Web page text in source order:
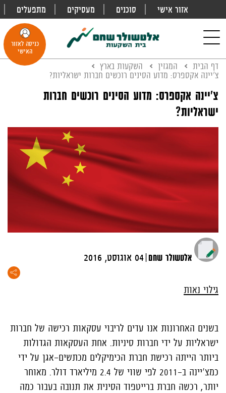
אזור אישי סוכנים מעסיקים מתפעלים
navigation
כניסה לאזור
האישי
דף הבית המגזין
השקעות בארץ
צ'יינה אקספרס: מדוע הסינים רוכשים חברות ישראליות?
צ'יינה אקספרס: מדוע הסינים רוכשים חברות
ישראליות?
אלטשולר שחם|04 אוגוסט, 2016
גילוי נאות
בשנים האחרונות אנו עדים לריבוי עסקאות רכישה של חברות
ישראליות על ידי חברות סיניות. אחת העסקאות הגדולות
ביותר הייתה רכישת חברת הכימיקלים מכתשים-אגן על ידי
כמצ'יינה ב–2011 לפי שווי של 2.4 מיליארד דולר. מאוחר
יותר, רכשה חברת ברייטפוד הסינית את תנובה בעבור כמה